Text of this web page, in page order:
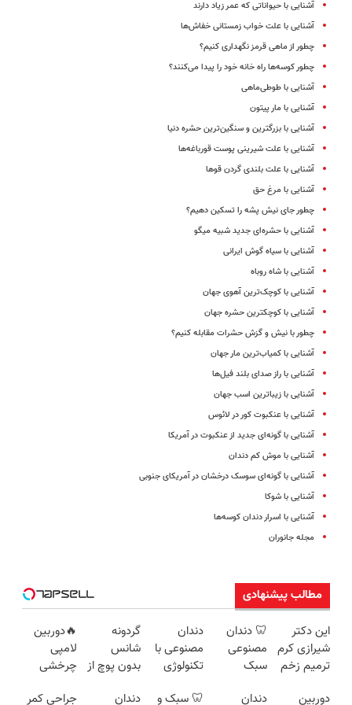
آشنایی با حیواناتی که عمر زیاد دارند
آشنایی با علت خواب زمستانی خفاش‌ها
چطور از ماهی قرمز نگهداری کنیم؟
چطور کوسه‌ها راه خانه خود را پیدا می‌کنند؟
آشنایی با طوطی‌ماهی
آشنایی با مار پیتون
آشنایی با بزرگترین و سنگین‌ترین حشره دنیا
آشنایی با علت شیرینی پوست قورباغه‌ها
آشنایی با علت بلندی گردن قوها
آشنایی با مرغ حق
چطور جای نیش پشه را تسکین دهیم؟
آشنایی با حشره‌ای جدید شبیه میگو
آشنایی با سیاه گوش ایرانی
آشنایی با شاه روباه
آشنایی با کوچک‌ترین آهوی جهان
آشنایی با کوچکترین حشره جهان
چطور با نیش و گزش حشرات مقابله کنیم؟
آشنایی با کمیاب‌ترین مار جهان
آشنایی با راز صدای بلند فیل‌ها
آشنایی با زیباترین اسب‌ جهان
آشنایی با عنکبوت کور در لائوس
آشنایی با گونه‌ای جدید از عنکبوت در آمریکا
آشنایی با موش کم دندان
آشنایی با گونه‌ای سوسک درخشان در آمریکای جنوبی
آشنایی با شوکا
آشنایی با اسرار دندان کوسه‌ها
مجله جانوران
مطالب پیشنهادی
این دکتر
شیرازی کرم
ترمیم زخم
ساخت!!!
🦷 دندان
مصنوعی
سبک
📍تهران |
دندان
مصنوعی با
تکنولوژی
سوئیسی
گردونه
شانس
بدون پوچ از
🔥دوربین
لامپی
چرخشی
🔥 پرداخت
دوربین
دندان
🦷 سبک و
دندان
جراحی کمر